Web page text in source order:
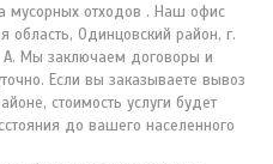
мусорных отходов . Наш офис
область, Одинцовский район, г.
Мы заключаем договоры и
Если вы заказываете вывоз
стоимость услуги будет
до вашего населенного